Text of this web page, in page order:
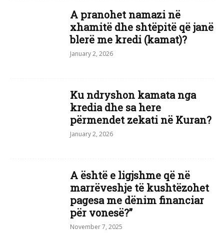
A pranohet namazi në
xhamitë dhe shtëpitë që janë
blerë me kredi (kamat)?
January 2, 2026
Ku ndryshon kamata nga
kredia dhe sa here
përmendet zekati në Kuran?
January 2, 2026
A është e ligjshme që në
marrëveshje të kushtëzohet
pagesa me dënim financiar
për vonesë?”
November 7, 2025